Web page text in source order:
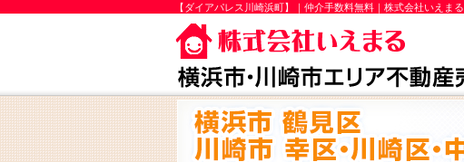
【ダイアパレス川崎浜町】｜仲介手数料無料｜株式会社いえまる